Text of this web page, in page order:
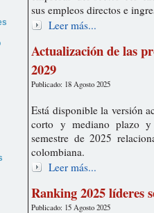
sus empleos directos e
Leer más...
Actualización de las
2029
Publicado: 18 Agosto 2025
Está disponible la versión
corto y mediano plazo
semestre de 2025
colombiana.
Leer más...
Ranking 2025 líderes
Publicado: 15 Agosto 2025